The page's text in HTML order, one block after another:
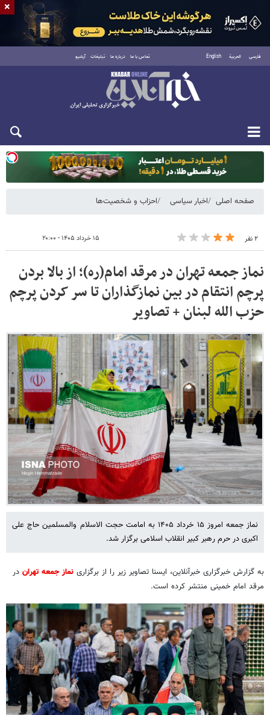
فارسی العربية English تماس با ما درباره ما تبلیغات آرشیو
یکشنبه ۱۸ مرداد ۱۴۰۵
صفحه اصلی اخبار سیاسی احزاب و شخصیت‌ها
۲ نفر ۱۵ خرداد ۱۴۰۵ - ۲۰:۰۰
نماز جمعه تهران در مرقد امام(ره)؛ از بالا بردن
پرچم انتقام در بین نمازگذاران تا سر کردن پرچم
حزب الله لبنان + تصاویر
نماز جمعه امروز ۱۵ خرداد ۱۴۰۵ به امامت حجت الاسلام والمسلمین حاج علی
اکبری در حرم رهبر کبیر انقلاب اسلامی برگزار شد.
به گزارش خبرگزاری خبرآنلاین، ایسنا تصاویر زیر را از برگزاری نماز جمعه تهران در
مرقد امام خمینی منتشر کرده است.
×